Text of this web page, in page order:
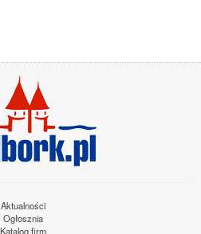
Aktualności
Ogłosznia
Katalog firm